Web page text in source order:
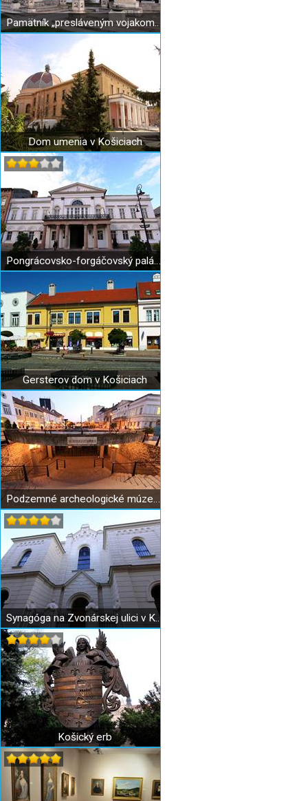
Pamätník „presláveným vojakom Červenej armády“ v Košiciach
Dom umenia v Košiciach
Pongrácovsko-forgáčovský palác v Košiciach
Gersterov dom v Košiciach
Podzemné archeologické múzeum Dolná brána Košice
Synagóga na Zvonárskej ulici v Košiciach
Košický erb